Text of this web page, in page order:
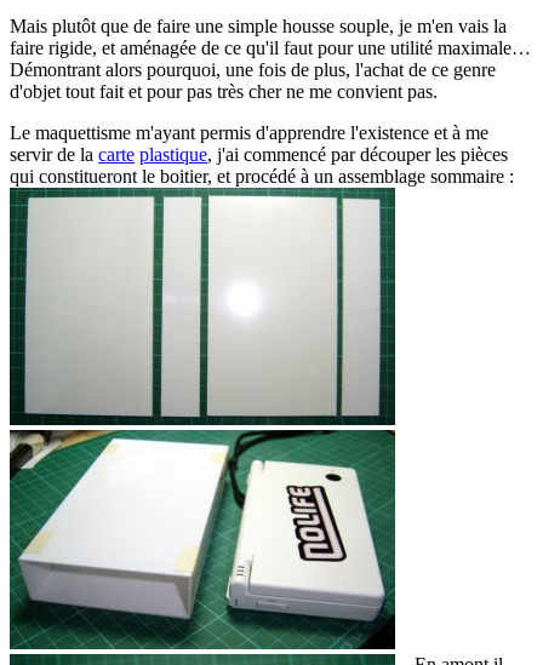
Mais plutôt que de faire une simple housse souple, je m'en vais la
faire rigide, et aménagée de ce qu'il faut pour une utilité maximale…
Démontrant alors pourquoi, une fois de plus, l'achat de ce genre
d'objet tout fait et pour pas très cher ne me convient pas.
Le maquettisme m'ayant permis d'apprendre l'existence et à me
servir de la carte plastique, j'ai commencé par découper les pièces
qui constitueront le boitier, et procédé à un assemblage sommaire :